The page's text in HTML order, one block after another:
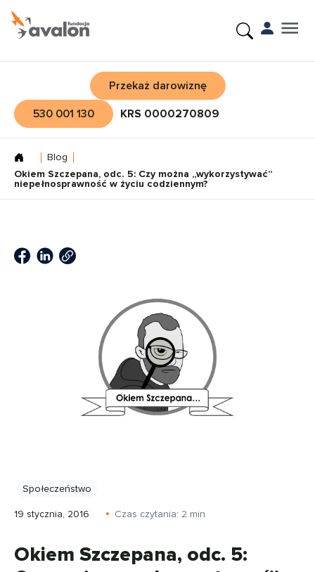
Przekaż darowiznę
530 001 130
KRS 0000270809
Blog
Okiem Szczepana, odc. 5: Czy można „wykorzystywać”
niepełnosprawność w życiu codziennym?
Społeczeństwo
19 stycznia, 2016 Czas czytania: 2 min
Okiem Szczepana, odc. 5: